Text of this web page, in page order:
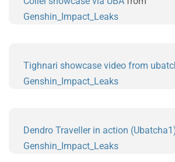
Genshin_Impact_Leaks
Tighnari showcase video from
Genshin_Impact_Leaks
Dendro Traveller in action
Genshin_Impact_Leaks